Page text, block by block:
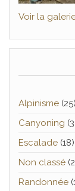
Voir la
Alpinisme (25)
Canyoning
Escalade (18)
Non classé
Randonnée